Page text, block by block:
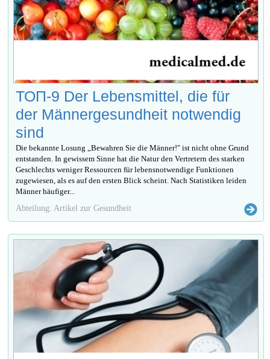
ТОП-9 Der Lebensmittel, die für
der Männergesundheit notwendig
sind
Die bekannte Losung „Bewahren Sie die Männer!" ist nicht ohne Grund
entstanden. In gewissem Sinne hat die Natur den Vertretern des starken
Geschlechts weniger Ressourcen für lebensnotwendige Funktionen
zugewiesen, als es auf den ersten Blick scheint. Nach Statistiken leiden
Männer häufiger...
Abteilung: Artikel zur Gesundheit